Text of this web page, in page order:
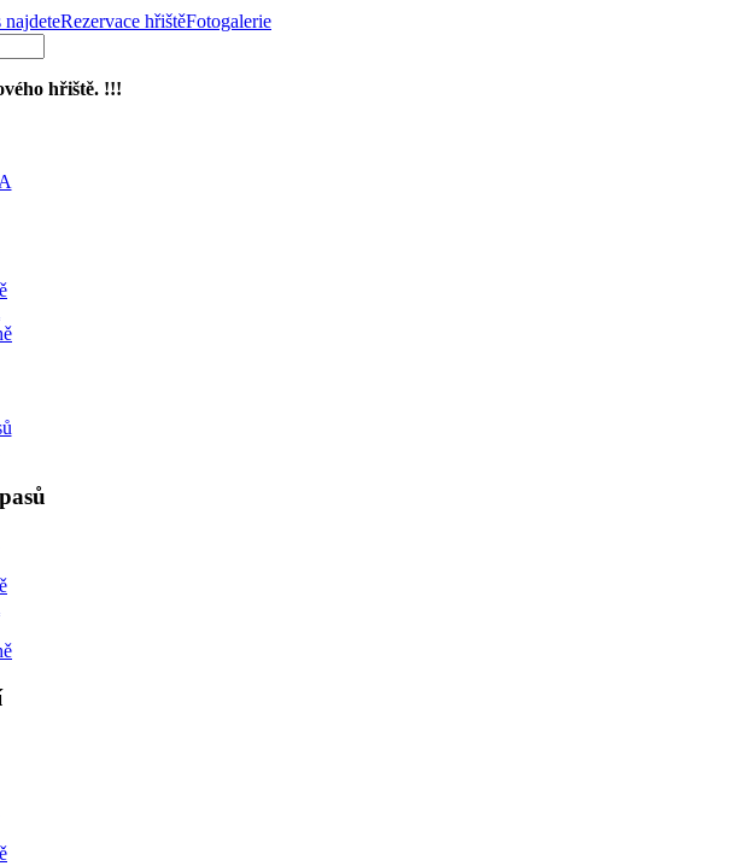
najdeteRezervace hřištěFotogalerie
hřiště. !!!